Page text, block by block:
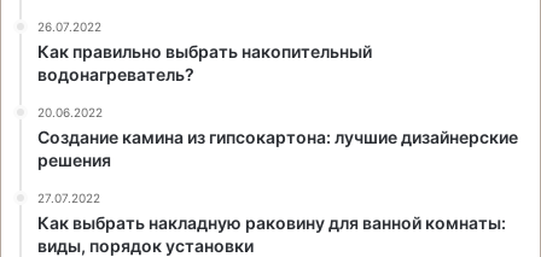
26.07.2022
Как правильно выбрать накопительный
водонагреватель?
20.06.2022
Создание камина из гипсокартона: лучшие дизайнерские
решения
27.07.2022
Как выбрать накладную раковину для ванной комнаты:
виды, порядок установки